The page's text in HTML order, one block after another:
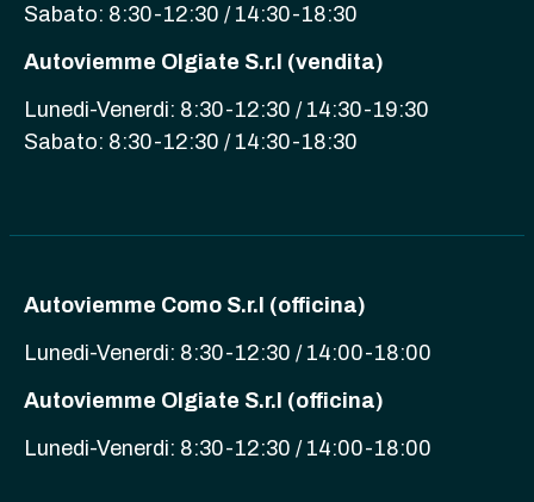
Sabato: 8:30-12:30 / 14:30-18:30
Autoviemme Olgiate S.r.l (vendita)
Lunedi-Venerdi: 8:30-12:30 / 14:30-19:30
Sabato: 8:30-12:30 / 14:30-18:30
Autoviemme Como S.r.l (officina)
Lunedi-Venerdi: 8:30-12:30 / 14:00-18:00
Autoviemme Olgiate S.r.l (officina)
Lunedi-Venerdi: 8:30-12:30 / 14:00-18:00